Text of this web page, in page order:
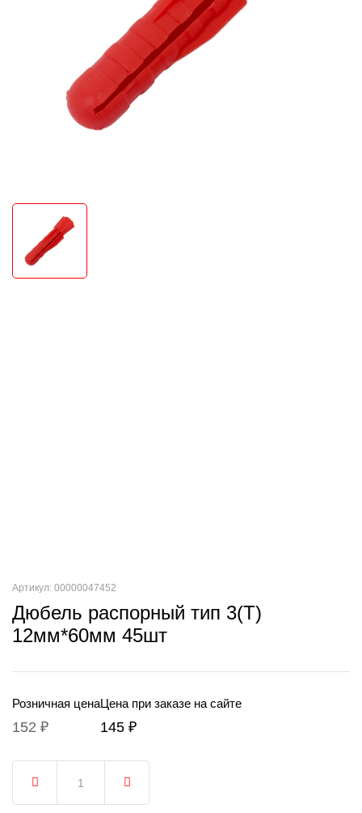
Артикул: 00000047452
Дюбель распорный тип 3(Т)
12мм*60мм 45шт
Розничная цена
152 ₽
Цена при заказе на сайте
145 ₽